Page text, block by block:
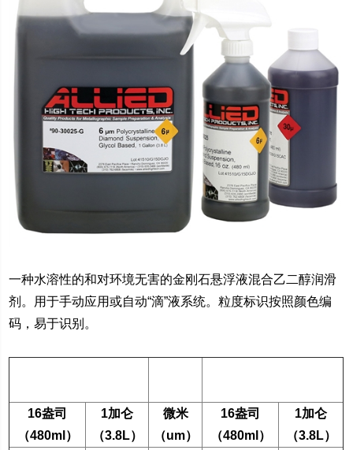
一种水溶性的和对环境无害的金刚石悬浮液混合乙二醇润滑
剂。用于手动应用或自动“滴”液系统。粒度标识按照颜色编
码，易于识别。
16盎司
（480ml ）
1加仑
（3.8L）
微米
（um）
16盎司
（480ml ）
1加仑
（3.8L）